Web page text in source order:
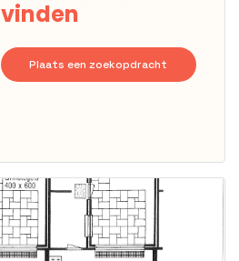
vinden
Plaats een zoekopdracht